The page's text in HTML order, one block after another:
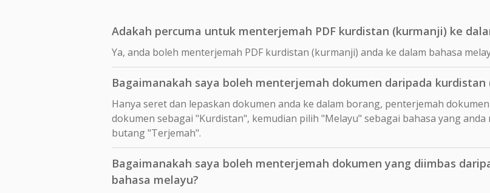
Adakah percuma untuk menterjemah PDF kurdistan (kurmanji) ke
Ya, anda boleh menterjemah PDF kurdistan (kurmanji) anda ke dalam bahasa
Bagaimanakah saya boleh menterjemah dokumen daripada
Hanya seret dan lepaskan dokumen anda ke dalam borang, penterjemah
dokumen sebagai "Kurdistan", kemudian pilih "Melayu" sebagai bahasa yang
butang "Terjemah".
Bagaimanakah saya boleh menterjemah dokumen yang diimbas
bahasa melayu?